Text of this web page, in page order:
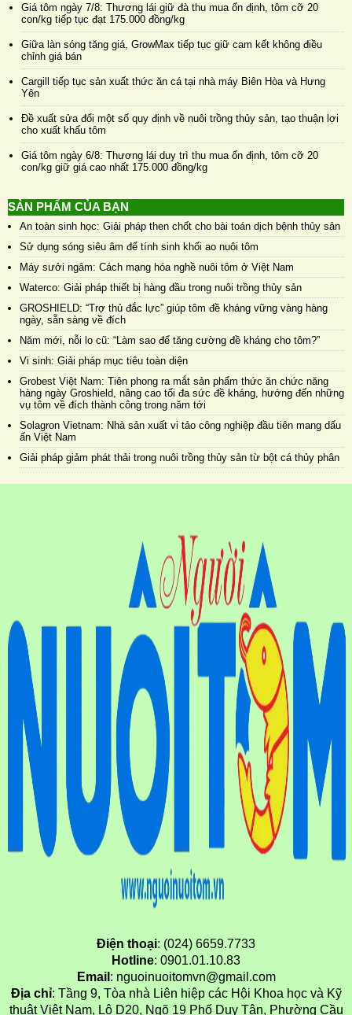
Giá tôm ngày 7/8: Thương lái giữ đà thu mua ổn định, tôm cỡ 20
con/kg tiếp tục đạt 175.000 đồng/kg
Giữa làn sóng tăng giá, GrowMax tiếp tục giữ cam kết không điều
chỉnh giá bán
Cargill tiếp tục sản xuất thức ăn cá tại nhà máy Biên Hòa và Hưng
Yên
Đề xuất sửa đổi một số quy định về nuôi trồng thủy sản, tạo thuận lợi
cho xuất khẩu tôm
Giá tôm ngày 6/8: Thương lái duy trì thu mua ổn định, tôm cỡ 20
con/kg giữ giá cao nhất 175.000 đồng/kg
SẢN PHẨM CỦA BẠN
An toàn sinh học: Giải pháp then chốt cho bài toán dịch bệnh thủy sản
Sử dụng sóng siêu âm để tính sinh khối ao nuôi tôm
Máy sưởi ngâm: Cách mạng hóa nghề nuôi tôm ở Việt Nam
Waterco: Giải pháp thiết bị hàng đầu trong nuôi trồng thủy sản
GROSHIELD: “Trợ thủ đắc lực” giúp tôm đề kháng vững vàng hàng
ngày, sẵn sàng về đích
Năm mới, nỗi lo cũ: “Làm sao để tăng cường đề kháng cho tôm?”
Vi sinh: Giải pháp mục tiêu toàn diện
Grobest Việt Nam: Tiên phong ra mắt sản phẩm thức ăn chức năng
hàng ngày Groshield, nâng cao tối đa sức đề kháng, hướng đến những
vụ tôm về đích thành công trong năm tới
Solagron Vietnam: Nhà sản xuất vi tảo công nghiệp đầu tiên mang dấu
ấn Việt Nam
Giải pháp giảm phát thải trong nuôi trồng thủy sản từ bột cá thủy phân
Điện thoại: (024) 6659.7733
Hotline: 0901.01.10.83
Email : nguoinuoitomvn@gmail.com
Địa chỉ: Tầng 9, Tòa nhà Liên hiệp các Hội Khoa học và Kỹ
thuật Việt Nam, Lô D20, Ngõ 19 Phố Duy Tân, Phường Cầu